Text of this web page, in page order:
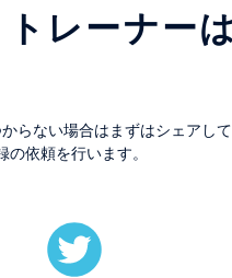
レーナー
らない場合はまずはシェアして
依頼を行います。